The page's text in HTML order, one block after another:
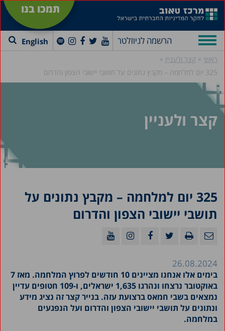
תמכו בנו
הרשמה לניוזלטר English
ראשי » קצר ולעניין »
325 יום למלחמה – מקבץ נתונים על תושבי יישובי הצפון והדרום
קצר ולעניין
325 יום למלחמה – מקבץ נתונים על
תושבי יישובי הצפון והדרום
26.08.2024
בימים אלו אנחנו מציינים 10 חודשים לפרוץ המלחמה. מאז 7
באוקטובר נרצחו ונהרגו 1,635 ישראלים, ו-109 חטופים עדיין
נמצאים בשבי חמאס ברצועת עזה. בנייר קצר זה נציג מידע
ונתונים על תושבי יישובי הצפון והדרום ועל הנפגעים
במלחמה.